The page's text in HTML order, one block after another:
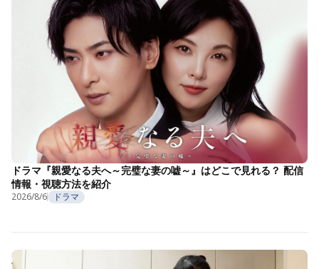
ドラマ『親愛なる夫へ～完璧な妻の嘘～』はどこで見れる？ 配信
情報・視聴方法を紹介
2026/8/6 ドラマ